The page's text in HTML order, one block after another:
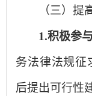
（三）提
1.积极参
务法律法规征
后提出可行性